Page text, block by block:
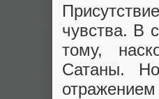
чувства. В
тому,
Сатаны.
отражением